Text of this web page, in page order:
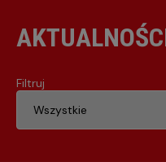
Filtruj